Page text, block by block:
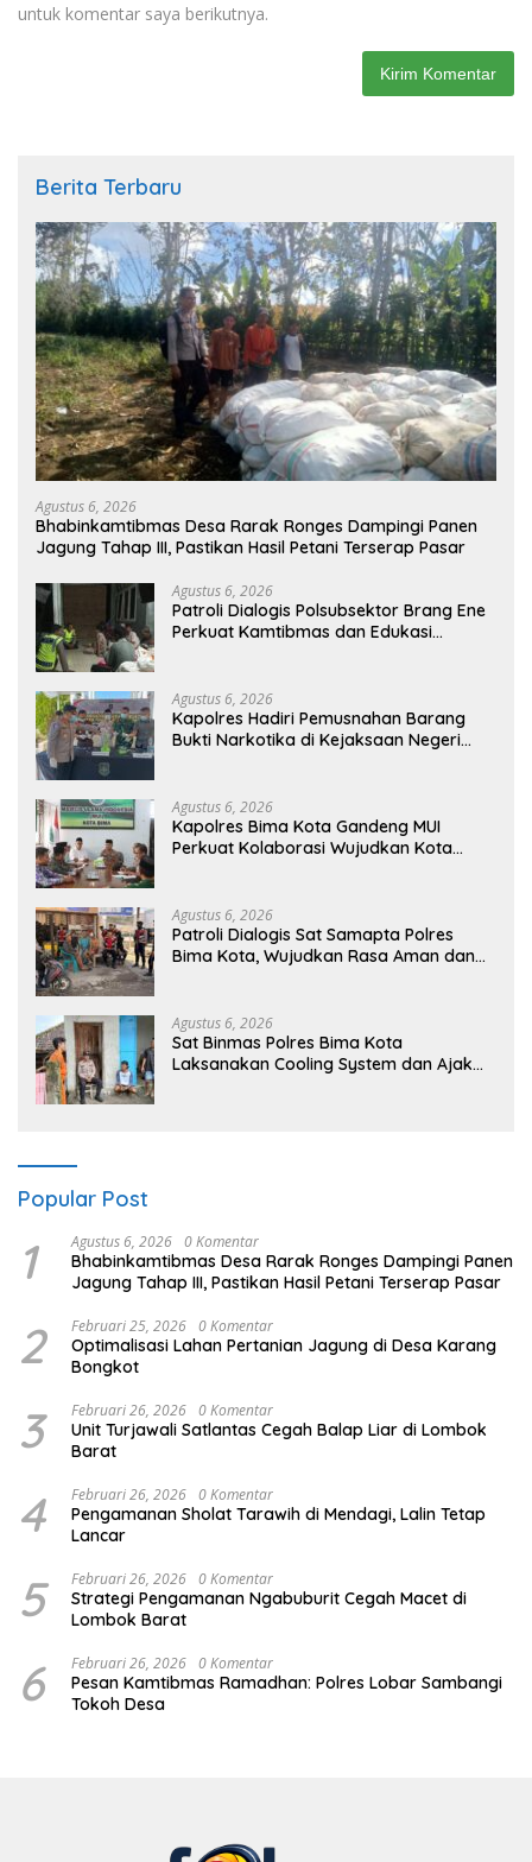
untuk komentar saya berikutnya.
Berita Terbaru
Agustus 6, 2026
Bhabinkamtibmas Desa Rarak Ronges Dampingi Panen
Jagung Tahap III, Pastikan Hasil Petani Terserap Pasar
Agustus 6, 2026
Patroli Dialogis Polsubsektor Brang Ene
Perkuat Kamtibmas dan Edukasi
Agustus 6, 2026
Kapolres Hadiri Pemusnahan Barang
Bukti Narkotika di Kejaksaan Negeri
Agustus 6, 2026
Kapolres Bima Kota Gandeng MUI
Perkuat Kolaborasi Wujudkan Kota
Agustus 6, 2026
Patroli Dialogis Sat Samapta Polres
Bima Kota, Wujudkan Rasa Aman dan
Agustus 6, 2026
Sat Binmas Polres Bima Kota
Laksanakan Cooling System dan Ajak
Popular Post
1 Agustus 6, 2026 0 Komentar
Bhabinkamtibmas Desa Rarak Ronges Dampingi Panen
Jagung Tahap III, Pastikan Hasil Petani Terserap Pasar
2 Februari 25, 2026 0 Komentar
Optimalisasi Lahan Pertanian Jagung di Desa Karang
Bongkot
3 Februari 26, 2026 0 Komentar
Unit Turjawali Satlantas Cegah Balap Liar di Lombok
Barat
4 Februari 26, 2026 0 Komentar
Pengamanan Sholat Tarawih di Mendagi, Lalin Tetap
Lancar
5 Februari 26, 2026 0 Komentar
Strategi Pengamanan Ngabuburit Cegah Macet di
Lombok Barat
6 Februari 26, 2026 0 Komentar
Pesan Kamtibmas Ramadhan: Polres Lobar Sambangi
Tokoh Desa